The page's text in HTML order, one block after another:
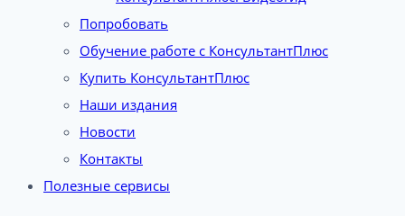
Попробовать
Обучение работе с КонсультантПлюс
Купить КонсультантПлюс
Наши издания
Новости
Контакты
Полезные сервисы